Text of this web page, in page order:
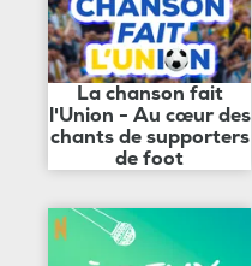
La chanson fait
l'Union - Au cœur des
chants de supporters
de foot